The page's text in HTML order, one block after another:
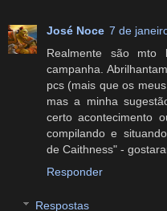
José Noce 7 de
Realmente são mto
campanha.
pcs (mais que os
mas a minha
certo acontecimento
compilando e
de Caithness" -
Responder
Respostas